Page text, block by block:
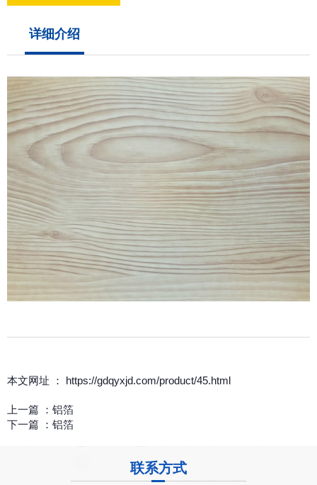
详细介绍
本文网址 ： https://gdqyxjd.com/product/45.html
上一篇 ： 铝箔
下一篇 ： 铝箔
联系方式